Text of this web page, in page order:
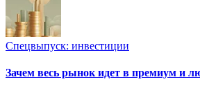
Спецвыпуск: инвестиции
Зачем весь рынок идет в премиум и